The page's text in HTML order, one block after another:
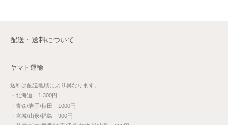
配送・送料について
ヤマト運輸
送料は配送地域により異なります。
・北海道 1,300円
・青森/岩手/秋田 1000円
・宮城/山形/福島 900円